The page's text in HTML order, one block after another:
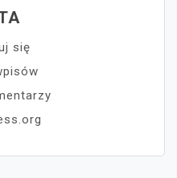
się